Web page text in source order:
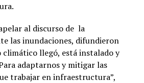
al discurso de la
las inundaciones, difundieron
climático llegó, está instalado y
adaptarnos y mitigar las
trabajar en infraestructura”,